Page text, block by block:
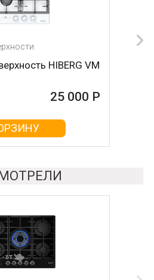
HIBERG VM
25 000 Р
fa63if01
25 000 Р